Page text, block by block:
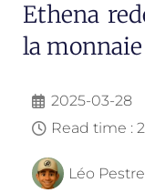
Ethena
la
2025-03-28
Read time :
Léo Pestre